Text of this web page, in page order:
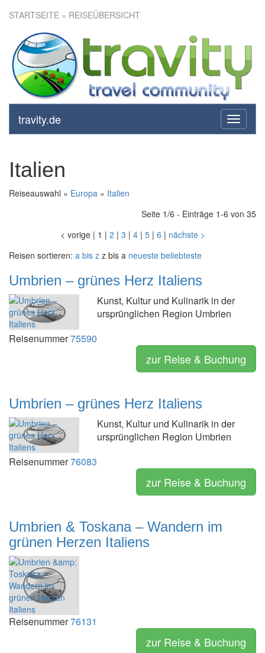
STARTSEITE » REISEÜBERSICHT
toggle
travity.de
Italien
Reiseauswahl » Europa » Italien
Seite 1/6 - Einträge 1-6 von 35
< vorige | 1 | 2 | 3 | 4| 5| 6 | nächste >
Reisen sortieren: a bis z z bis a neueste beliebteste
Umbrien – grünes Herz Italiens
Kunst, Kultur und Kulinarik in der
ursprünglichen Region Umbrien
Reisenummer75590
zur Reise & Buchung
Umbrien – grünes Herz Italiens
Kunst, Kultur und Kulinarik in der
ursprünglichen Region Umbrien
Reisenummer76083
zur Reise & Buchung
Umbrien & Toskana – Wandern im
grünen Herzen Italiens
Reisenummer76131
zur Reise & Buchung